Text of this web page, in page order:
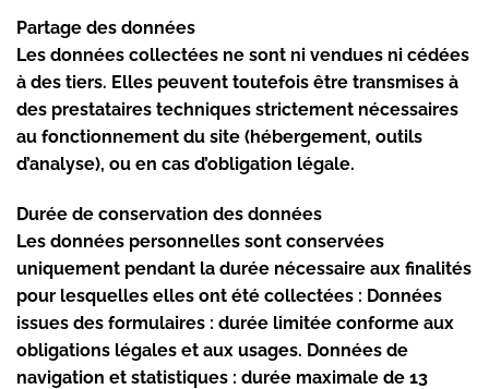
Partage des données
Les données collectées ne sont ni vendues ni cédées
à des tiers. Elles peuvent toutefois être transmises à
des prestataires techniques strictement nécessaires
au fonctionnement du site (hébergement, outils
d’analyse), ou en cas d’obligation légale.
Durée de conservation des données
Les données personnelles sont conservées
uniquement pendant la durée nécessaire aux finalités
pour lesquelles elles ont été collectées : Données
issues des formulaires : durée limitée conforme aux
obligations légales et aux usages. Données de
navigation et statistiques : durée maximale de 13